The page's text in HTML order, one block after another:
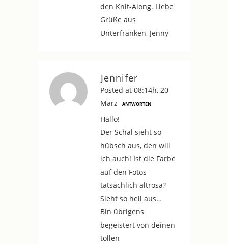
den Knit-Along. Liebe
Grüße aus
Unterfranken, Jenny
Jennifer
Posted at 08:14h, 20
März
ANTWORTEN
Hallo!
Der Schal sieht so
hübsch aus, den will
ich auch! Ist die Farbe
auf den Fotos
tatsächlich altrosa?
Sieht so hell aus…
Bin übrigens
begeistert von deinen
tollen